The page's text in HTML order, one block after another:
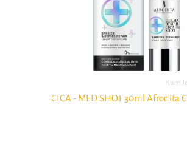
CICA - MED SHOT 30ml Afrodita